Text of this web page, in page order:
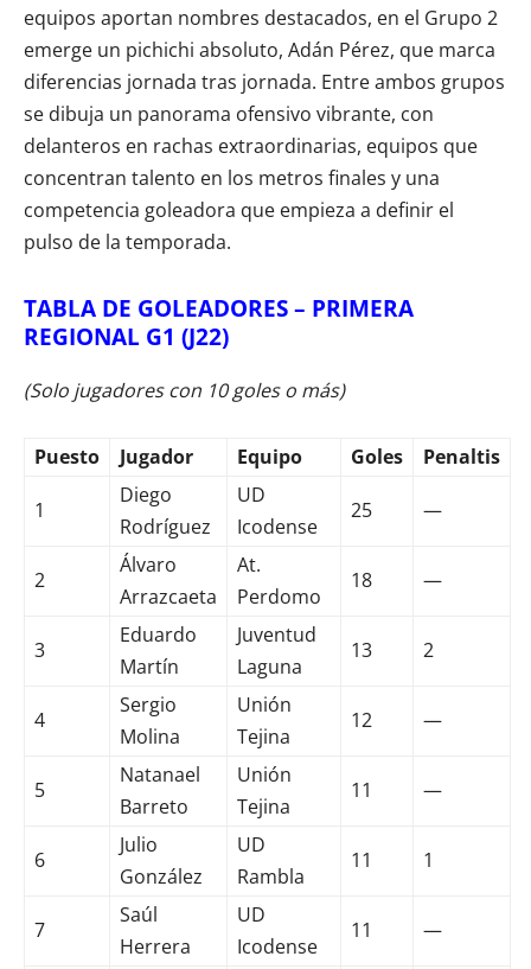
equipos aportan nombres destacados, en el Grupo 2
emerge un pichichi absoluto, Adán Pérez, que marca
diferencias jornada tras jornada. Entre ambos grupos
se dibuja un panorama ofensivo vibrante, con
delanteros en rachas extraordinarias, equipos que
concentran talento en los metros finales y una
competencia goleadora que empieza a definir el
pulso de la temporada.
TABLA DE GOLEADORES – PRIMERA
REGIONAL G1 (J22)
(Solo jugadores con 10 goles o más)
Puesto Jugador Equipo Goles Penaltis
1
Diego
Rodríguez
UD
Icodense
25 —
2
Álvaro
Arrazcaeta
At.
Perdomo
18 —
3
Eduardo
Martín
Juventud
Laguna
13 2
4
Sergio
Molina
Unión
Tejina
12 —
5
Natanael
Barreto
Unión
Tejina
11 —
6
Julio
González
UD
Rambla
11 1
7
Saúl
Herrera
UD
Icodense
11 —